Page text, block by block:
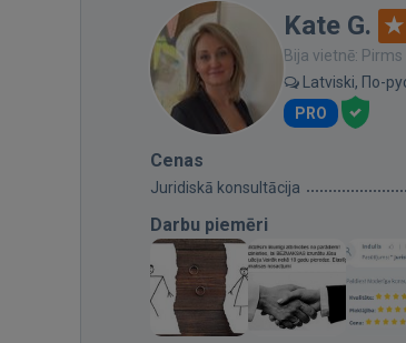
Kate G.
Bija vietnē: Pirms
Latviski, По-
PRO
Cenas
Juridiskā konsultācija
Darbu piemēri